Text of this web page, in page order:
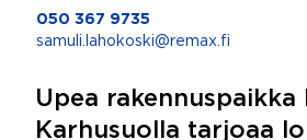
050 367 9735
samuli.lahokoski@remax.fi
Upea rakennuspaikka
Karhusuolla tarjoaa